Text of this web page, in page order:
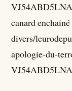
canard
divers/
apologie-du-